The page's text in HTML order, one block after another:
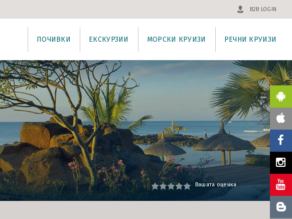
B2B LOGIN
ПОЧИВКИ ЕКСКУРЗИИ МОРСКИ КРУИЗИ РЕЧНИ КРУИЗИ
Вашата оценка